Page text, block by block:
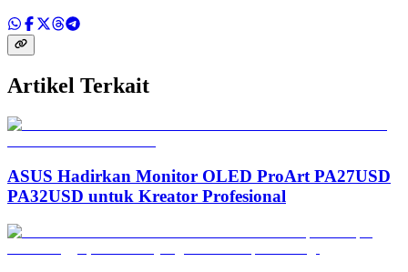
Artikel Terkait
ASUS Hadirkan Monitor OLED ProArt PA27USD
PA32USD untuk Kreator Profesional